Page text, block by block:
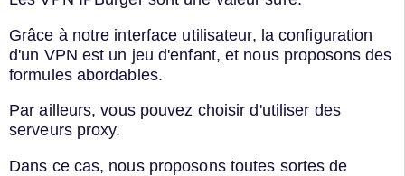
Grâce à notre interface utilisateur, la configuration
d'un VPN est un jeu d'enfant, et nous proposons des
formules abordables.
Par ailleurs, vous pouvez choisir d'utiliser des
serveurs proxy.
Dans ce cas, nous proposons toutes sortes de